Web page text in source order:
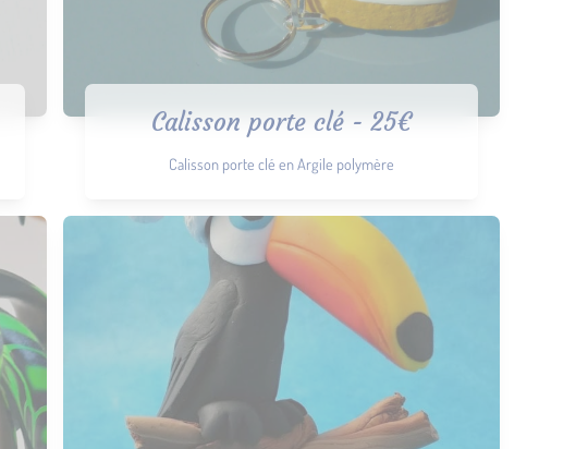
Calisson porte clé - 25€
Calisson porte clé en Argile polymère